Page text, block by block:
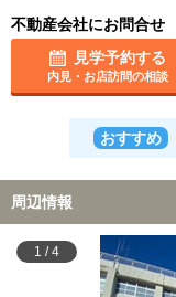
不動産会社にお問合せ
見学予約する
内見・お店訪問の相談
おすすめ
周辺情報
1 /4